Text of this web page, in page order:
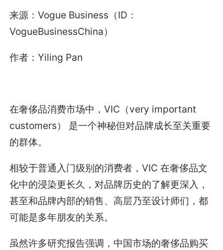
来源：Vogue Business（ID：
VogueBusinessChina）
作者：Yiling Pan
在奢侈品消费市场中，VIC（very important
customers） 是一个神秘但对品牌成长至关重要
的群体。
相较于普通入门级别的消费者，VIC 在奢侈品文
化中的浸染更长久，对品牌历史的了解更深入，
甚至和品牌内部的销售、高层乃至设计师们，都
可能是多年朋友的关系。
虽然许多研究报告强调，中国市场的奢侈品购买